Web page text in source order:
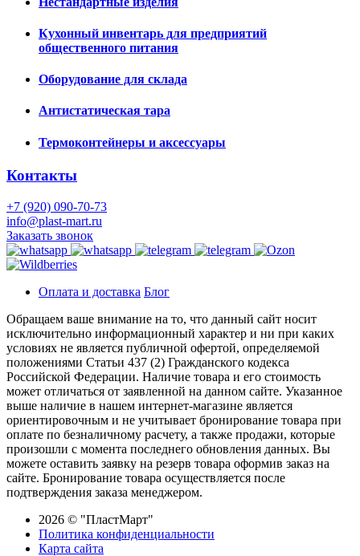
Кухонный инвентарь для предприятий
общественного питания
Оборудование для склада
Антистатическая тара
Термоконтейнеры и аксессуары
Контакты
+7 (920) 090-70-73
info@plast-mart.ru
Заказать звонок
Оплата и доставка Блог
Обращаем ваше внимание на то, что данный сайт носит
исключительно информационный характер и ни при каких
условиях не является публичной офертой, определяемой
положениями Статьи 437 (2) Гражданского кодекса
Российской Федерации. Наличие товара и его стоимость
может отличаться от заявленной на данном сайте. Указанное
выше наличие в нашем интернет-магазине является
ориентировочным и не учитывает бронирование товара при
оплате по безналичному расчету, а также продажи, которые
произошли с момента последнего обновления данных. Вы
можете оставить заявку на резерв товара оформив заказ на
сайте. Бронирование товара осуществляется после
подтверждения заказа менеджером.
2026 © "ПластМарт"
Политика конфиденциальности
Карта сайта